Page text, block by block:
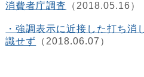
消費者庁調査
（2018.05.16）
・強調表示に近接した打ち消
識せず （2018.06.07）